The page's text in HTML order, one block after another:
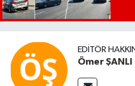
EDITÖR
Ömer ŞANLI